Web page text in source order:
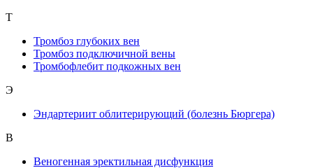
Т
Тромбоз глубоких вен
Тромбоз подключичной вены
Тромбофлебит подкожных вен
Э
Эндартериит облитерирующий (болезнь Бюргера)
В
Веногенная эректильная дисфункция